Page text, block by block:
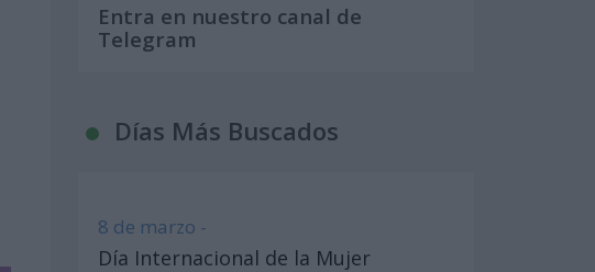
Entra en nuestro canal de
Telegram
Días Más Buscados
8 de marzo -
Día Internacional de la Mujer